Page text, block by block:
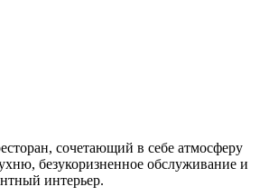
сочетающий в себе атмосферу
безукоризненное обслуживание и
интерьер.